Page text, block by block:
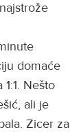
domaće
Nešto
ali je
Zicer za